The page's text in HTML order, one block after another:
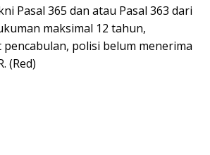
Pasal 365 dan atau Pasal 363 dari
maksimal 12 tahun,
polisi belum menerima
(Red)